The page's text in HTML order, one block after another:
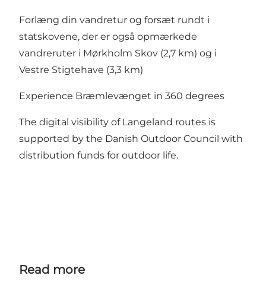
Forlæng din vandretur og forsæt rundt i
statskovene, der er også opmærkede
vandreruter i Mørkholm Skov (2,7 km) og i
Vestre Stigtehave (3,3 km)
Experience Bræmlevænget in 360 degrees
The digital visibility of Langeland routes is
supported by the Danish Outdoor Council with
distribution funds for outdoor life.
Read more